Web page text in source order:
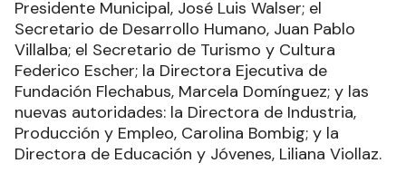
Presidente Municipal, José Luis Walser; el
Secretario de Desarrollo Humano, Juan Pablo
Villalba; el Secretario de Turismo y Cultura
Federico Escher; la Directora Ejecutiva de
Fundación Flechabus, Marcela Domínguez; y las
nuevas autoridades: la Directora de Industria,
Producción y Empleo, Carolina Bombig; y la
Directora de Educación y Jóvenes, Liliana Viollaz.